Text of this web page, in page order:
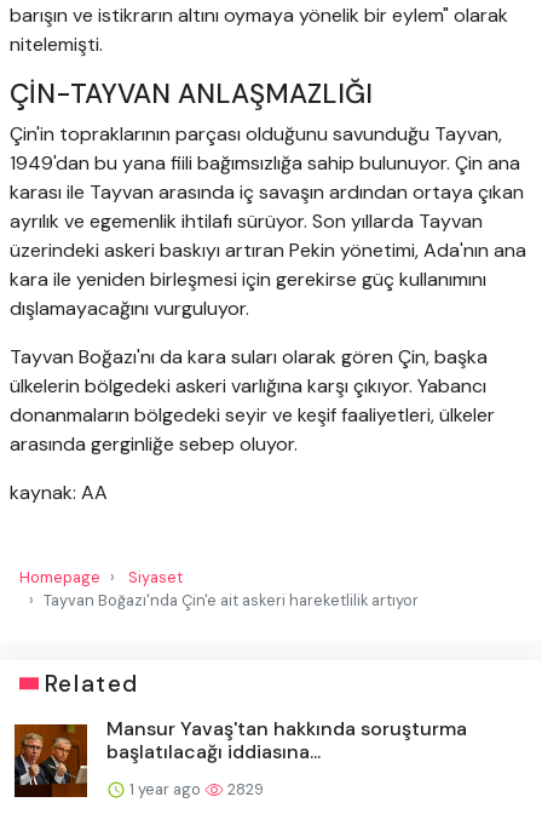
barışın ve istikrarın altını oymaya yönelik bir eylem" olarak
nitelemişti.
ÇİN-TAYVAN ANLAŞMAZLIĞI
Çin'in topraklarının parçası olduğunu savunduğu Tayvan,
1949'dan bu yana fiili bağımsızlığa sahip bulunuyor. Çin ana
karası ile Tayvan arasında iç savaşın ardından ortaya çıkan
ayrılık ve egemenlik ihtilafı sürüyor. Son yıllarda Tayvan
üzerindeki askeri baskıyı artıran Pekin yönetimi, Ada'nın ana
kara ile yeniden birleşmesi için gerekirse güç kullanımını
dışlamayacağını vurguluyor.
Tayvan Boğazı'nı da kara suları olarak gören Çin, başka
ülkelerin bölgedeki askeri varlığına karşı çıkıyor. Yabancı
donanmaların bölgedeki seyir ve keşif faaliyetleri, ülkeler
arasında gerginliğe sebep oluyor.
kaynak: AA
Homepage
Siyaset
Tayvan Boğazı'nda Çin'e ait askeri hareketlilik artıyor
Related
Mansur Yavaş'tan hakkında soruşturma
başlatılacağı iddiasına...
1 year ago 2829